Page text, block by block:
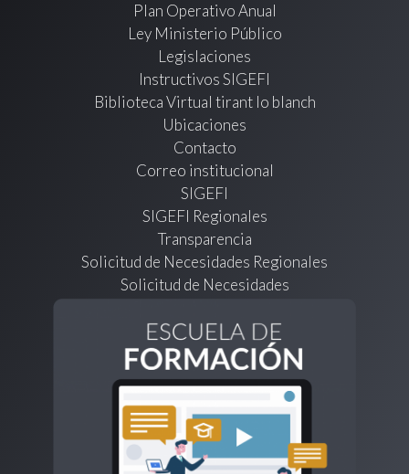
Plan Operativo Anual
Ley Ministerio Público
Legislaciones
Instructivos SIGEFI
Biblioteca Virtual tirant lo blanch
Ubicaciones
Contacto
Correo institucional
SIGEFI
SIGEFI Regionales
Transparencia
Solicitud de Necesidades Regionales
Solicitud de Necesidades